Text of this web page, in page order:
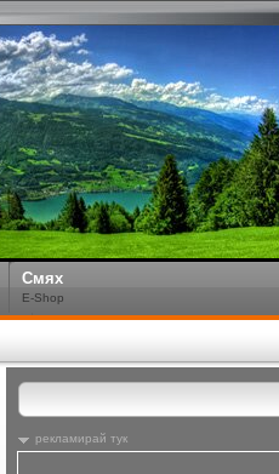
Смях
E-Shop
рекламирай тук